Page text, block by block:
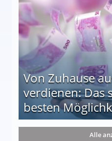
Von Zuhause
verdienen: Das
besten
die 15 besten Möglichkeiten
Alle